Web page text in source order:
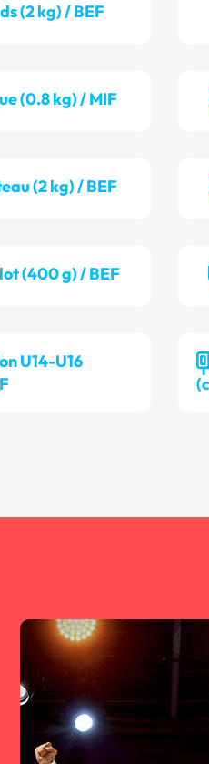
(2 kg) / BEF
(0.8 kg) / MIF
(2 kg) / BEF
(400 g) / BEF
U14-U16